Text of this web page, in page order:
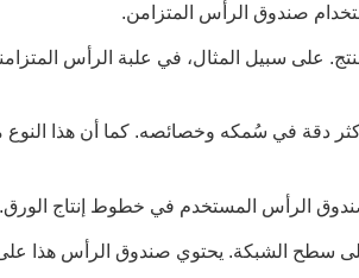
صندوق الرأس المتزامن.
على سبيل المثال، في علبة الرأس
دقة في سُمكه وخصائصه. كما أن هذا
الرأس المستخدم في خطوط إنتاج الورق.
على سطح الشبكة. يحتوي صندوق الرأس هذا